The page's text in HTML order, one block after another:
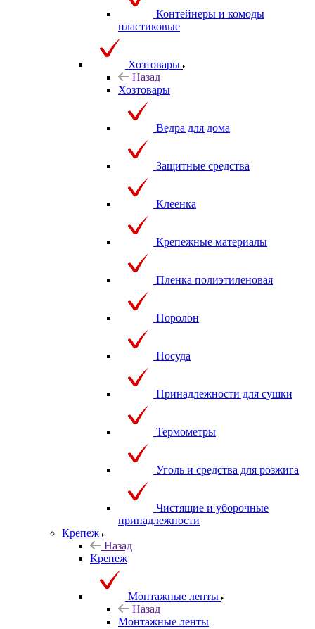
Контейнеры и комоды
пластиковые
Хозтовары
Назад
Хозтовары
Ведра для дома
Защитные средства
Клеенка
Крепежные материалы
Пленка полиэтиленовая
Поролон
Посуда
Принадлежности для сушки
Термометры
Уголь и средства для розжига
Чистящие и уборочные
принадлежности
Крепеж
Назад
Крепеж
Монтажные ленты
Назад
Монтажные ленты